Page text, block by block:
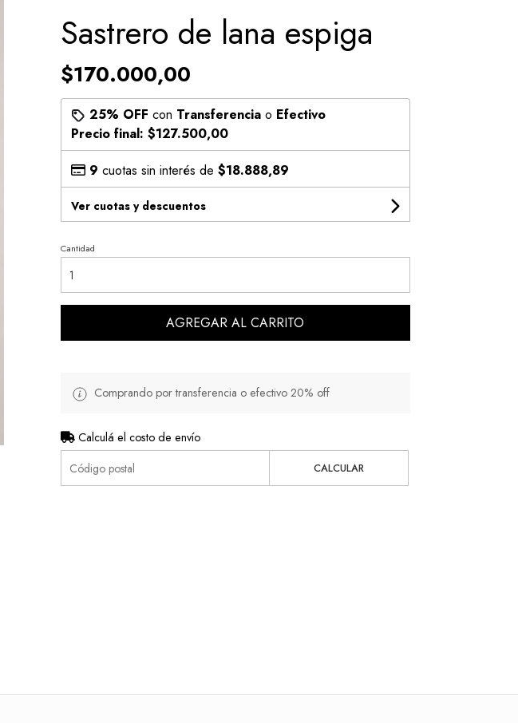
Sastrero de lana espiga
$170.000,00
25% OFF con Transferenciao Efectivo
Precio final: $127.500,00
9 cuotas sin interés de $18.888,89
Ver cuotas y descuentos
Cantidad
AGREGAR AL CARRITO
Comprando por transferencia o efectivo 20% off
Calculá el costo de envío
CALCULAR